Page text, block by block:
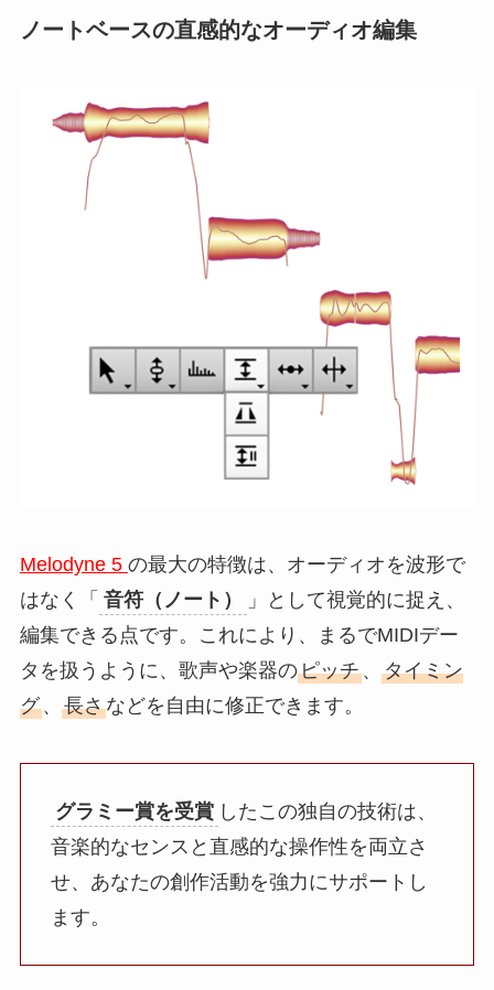
ノートベースの直感的なオーディオ編集
Melodyne 5 の最大の特徴は、オーディオを波形で
はなく「 音符（ノート）
」として視覚的に捉え、
編集できる点です。これにより、まるでMIDIデー
タを扱うように、歌声や楽器のピッチ、 タイミン
グ、 長さなどを自由に修正できます。
グラミー賞を受賞 したこの独自の技術は、
音楽的なセンスと直感的な操作性を両立さ
せ、あなたの創作活動を強力にサポートし
ます。